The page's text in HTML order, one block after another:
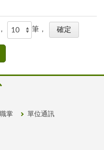
筆，
掌 單位通訊